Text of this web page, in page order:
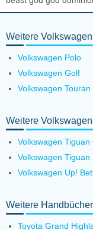
Weitere
Volkswagen Polo
Volkswagen Golf
Volkswagen Touran
Weitere
Volkswagen
Volkswagen
Volkswagen Up!
Weitere Handbücher
Toyota Grand